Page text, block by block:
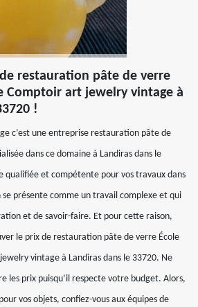
restauration pâte de verre
Comptoir art jewelry vintage à
!
c’est une entreprise restauration pâte de
dans ce domaine à Landiras dans le
qualifiée et compétente pour vos travaux dans
présente comme un travail complexe et qui
et de savoir-faire. Et pour cette raison,
le prix de restauration pâte de verre École
vintage à Landiras dans le 33720. Ne
les prix puisqu’il respecte votre budget. Alors,
vos objets, confiez-vous aux équipes de